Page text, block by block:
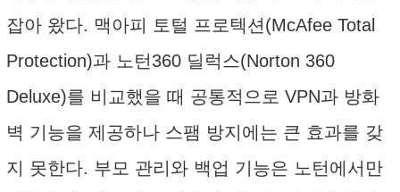
잡아 왔다. 맥아피 토털 프로텍션(McAfee Total
Protection)과 노턴360 딜럭스(Norton 360
Deluxe)를 비교했을 때 공통적으로 VPN과 방화
벽 기능을 제공하나 스팸 방지에는 큰 효과를 갖
지 못한다. 부모 관리와 백업 기능은 노턴에서만